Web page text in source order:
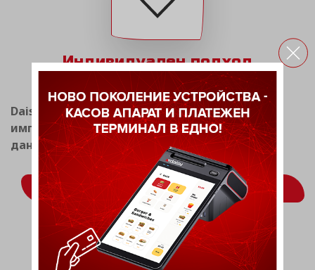
Индивидуален подход
Daisy Tech има опит в разработката и
имплементацията на системи за фискален и
данъчен мениджмънт.
ВИЖ ОЩЕ